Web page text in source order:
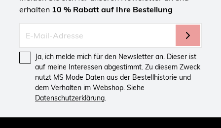
erhalten 10 % Rabatt auf Ihre Bestellung
Ja, ich melde mich für den Newsletter an. Dieser ist
auf meine Interessen abgestimmt. Zu diesem Zweck
nutzt MS Mode Daten aus der Bestellhistorie und
dem Verhalten im Webshop. Siehe
Datenschutzerklärung